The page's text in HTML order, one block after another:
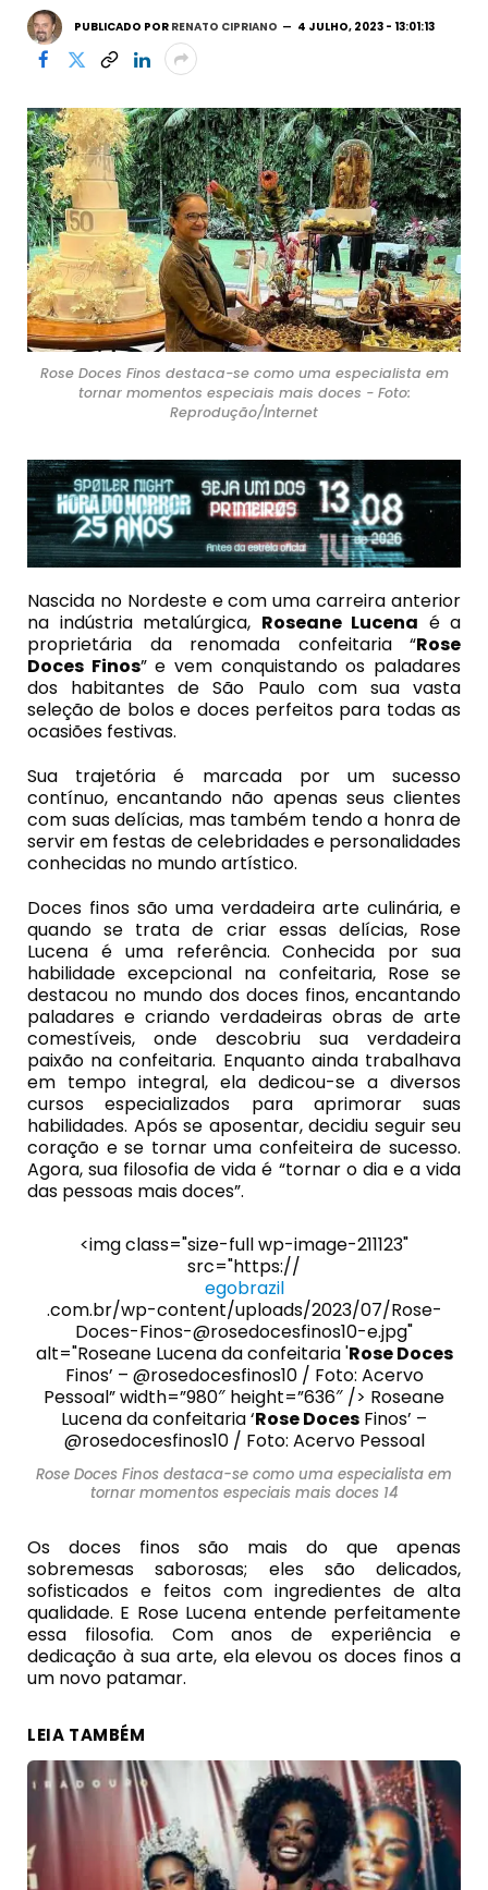
PUBLICADO POR RENATO CIPRIANO 4 JULHO, 2023 - 13:01:13
Rose Doces Finos destaca-se como uma especialista em
tornar momentos especiais mais doces - Foto:
Reprodução/Internet
Nascida no Nordeste e com uma carreira anterior
na indústria metalúrgica, Roseane Lucena é a
proprietária da renomada confeitaria “Rose
Doces Finos” e vem conquistando os paladares
dos habitantes de São Paulo com sua vasta
seleção de bolos e doces perfeitos para todas as
ocasiões festivas.
Sua trajetória é marcada por um sucesso
contínuo, encantando não apenas seus clientes
com suas delícias, mas também tendo a honra de
servir em festas de celebridades e personalidades
conhecidas no mundo artístico.
Doces finos são uma verdadeira arte culinária, e
quando se trata de criar essas delícias, Rose
Lucena é uma referência. Conhecida por sua
habilidade excepcional na confeitaria, Rose se
destacou no mundo dos doces finos, encantando
paladares e criando verdadeiras obras de arte
comestíveis, onde descobriu sua verdadeira
paixão na confeitaria. Enquanto ainda trabalhava
em tempo integral, ela dedicou-se a diversos
cursos especializados para aprimorar suas
habilidades. Após se aposentar, decidiu seguir seu
coração e se tornar uma confeiteira de sucesso.
Agora, sua filosofia de vida é “tornar o dia e a vida
das pessoas mais doces”.
<img class="size-full wp-image-211123"
src="https://
egobrazil
.com.br/wp-content/uploads/2023/07/Rose-
Doces-Finos-@rosedocesfinos10-e.jpg"
alt="Roseane Lucena da confeitaria 'Rose Doces
Finos’ – @rosedocesfinos10 / Foto: Acervo
Pessoal” width=”980″ height=”636″ /> Roseane
Lucena da confeitaria ‘Rose Doces Finos’ –
@rosedocesfinos10 / Foto: Acervo Pessoal
Rose Doces Finos destaca-se como uma especialista em
tornar momentos especiais mais doces 14
Os doces finos são mais do que apenas
sobremesas saborosas; eles são delicados,
sofisticados e feitos com ingredientes de alta
qualidade. E Rose Lucena entende perfeitamente
essa filosofia. Com anos de experiência e
dedicação à sua arte, ela elevou os doces finos a
um novo patamar.
LEIA TAMBÉM